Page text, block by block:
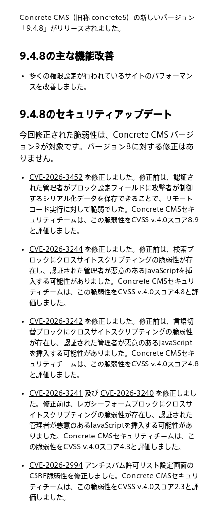
Concrete CMS（旧称 concrete5）の新しいバージョン
「9.4.8」がリリースされました。
9.4.8の主な機能改善
多くの権限設定が行われているサイトのパフォーマン
スを改善しました。
9.4.8のセキュリティアップデート
今回修正された脆弱性は、Concrete CMS バージ
ョン9が対象です。バージョン8に対する修正はあ
りません。
CVE-2026-3452 を修正しました。修正前は、認証さ
れた管理者がブロック設定フィールドに攻撃者が制御
するシリアル化データを保存できることで、リモート
コード実行に対して脆弱でした。Concrete CMSセキ
ュリティチームは、この脆弱性をCVSS v.4.0スコア8.9
と評価しました。
CVE-2026-3244 を修正しました。修正前は、検索ブ
ロックにクロスサイトスクリプティングの脆弱性が存
在し、認証された管理者が悪意のあるJavaScriptを挿
入する可能性がありました。Concrete CMSセキュリ
ティチームは、この脆弱性をCVSS v.4.0スコア4.8と評
価しました。
CVE-2026-3242 を修正しました。修正前は、言語切
替ブロックにクロスサイトスクリプティングの脆弱性
が存在し、認証された管理者が悪意のあるJavaScript
を挿入する可能性がありました。Concrete CMSセキ
ュリティチームは、この脆弱性をCVSS v.4.0スコア4.8
と評価しました。
CVE-2026-3241 及び CVE-2026-3240 を修正しまし
た。修正前は、レガシーフォームブロックにクロスサ
イトスクリプティングの脆弱性が存在し、認証された
管理者が悪意のあるJavaScriptを挿入する可能性があ
りました。Concrete CMSセキュリティチームは、こ
の脆弱性をCVSS v.4.0スコア4.8と評価しました。
CVE-2026-2994 アンチスパム許可リスト設定画面の
CSRF脆弱性を修正しました。Concrete CMSセキュリ
ティチームは、この脆弱性をCVSS v.4.0スコア2.3と評
価しました。